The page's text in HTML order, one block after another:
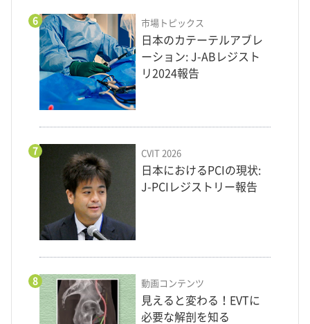
6 市場トピックス
日本のカテーテルアブレ
ーション: J-ABレジスト
リ2024報告
7 CVIT 2026
日本におけるPCIの現状:
J-PCIレジストリー報告
8 動画コンテンツ
見えると変わる！EVTに
必要な解剖を知る